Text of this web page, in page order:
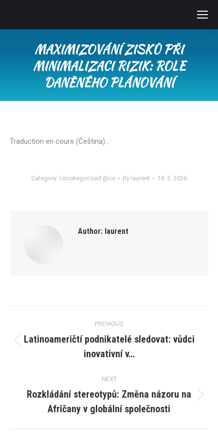
MAXIMIZOVÁNÍ ZISKŮ PŘI
MINIMALIZACI RIZIK: ROLE
DANĚNÉHO PLÁNOVÁNÍ
Traduction en cours (Čeština)…
Category: Uncategorized @cs By laurent 14. 5. 2026
Author: laurent
navigation
PREVIOUS
post:
Latinoameričtí podnikatelé sledovat: vůdci
inovativní v…
NEXT
Next
post:
Rozkládání stereotypů: Změna názoru na
Afričany v globální společnosti